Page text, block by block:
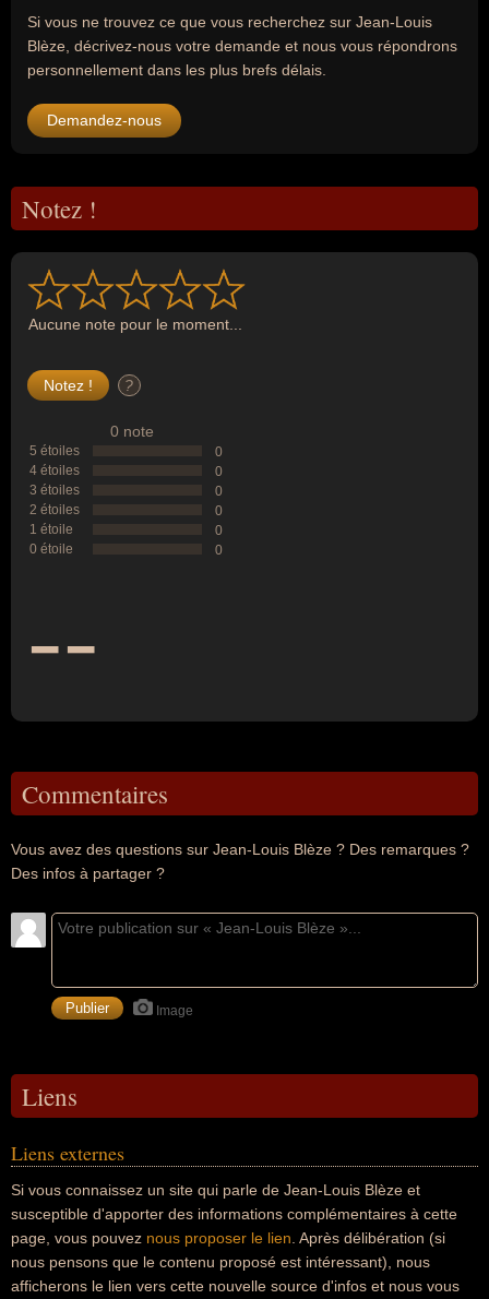
Si vous ne trouvez ce que vous recherchez sur Jean-Louis
Blèze, décrivez-nous votre demande et nous vous répondrons
personnellement dans les plus brefs délais.
Demandez-nous
Notez !
Aucune note pour le moment...
?
0 note
5 étoiles
0
4 étoiles
0
3 étoiles
0
2 étoiles
0
1 étoile
0
0 étoile
0
--
Commentaires
Vous avez des questions sur Jean-Louis Blèze ? Des remarques ?
Des infos à partager ?
Image
Liens
Liens externes
Si vous connaissez un site qui parle de Jean-Louis Blèze et
susceptible d'apporter des informations complémentaires à cette
page, vous pouvez nous proposer le lien . Après délibération (si
nous pensons que le contenu proposé est intéressant), nous
afficherons le lien vers cette nouvelle source d'infos et nous vous